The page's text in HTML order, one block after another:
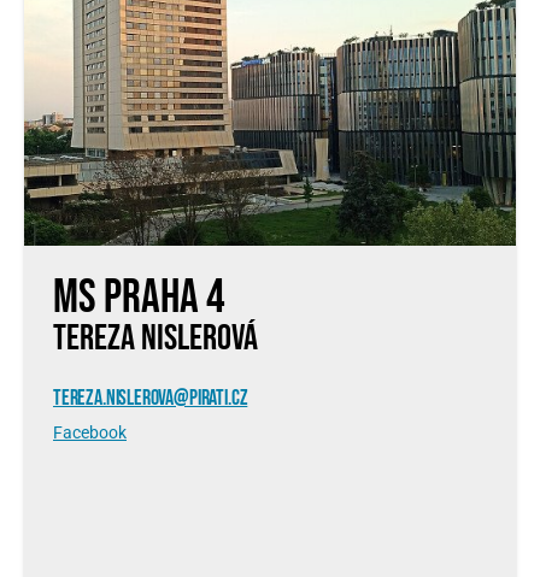
MS Praha 4
TEREZA NISLEROVÁ
TEREZA.NISLEROVA@PIRATI.CZ
Facebook